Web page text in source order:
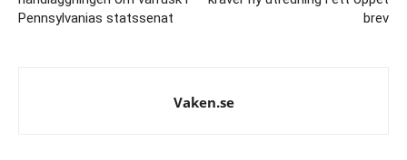
Pennsylvanias statssenat
brev
Vaken.se